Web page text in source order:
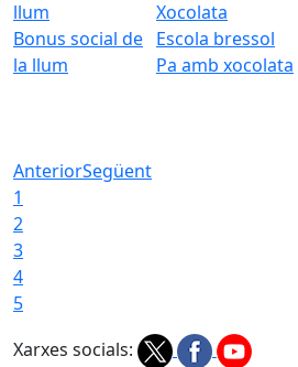
Bonus social de
la llum
Escola bressol
Pa amb xocolata
AnteriorSegüent
1
2
3
4
5
Xarxes socials: